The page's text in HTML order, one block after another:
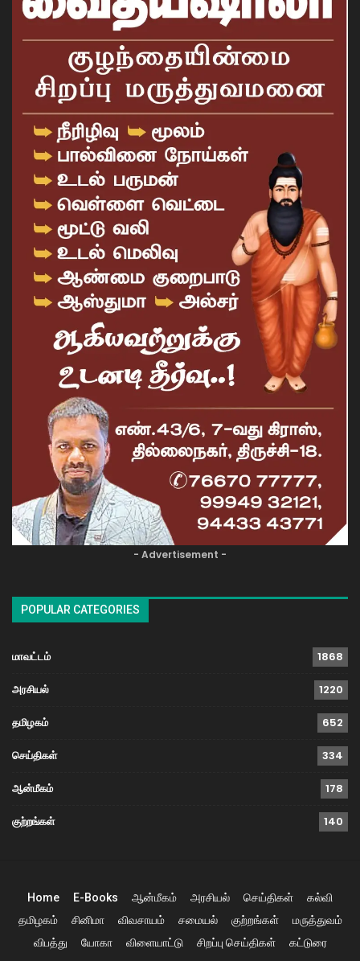
- Advertisement -
POPULAR CATEGORIES
மாவட்டம் 1868
அரசியல் 1220
தமிழகம் 652
செய்திகள் 334
ஆன்மீகம் 178
குற்றங்கள் 140
Home E-Books ஆன்மீகம் அரசியல் செய்திகள்
கல்வி
தமிழகம்
சினிமா விவசாயம் சமையல் குற்றங்கள்
மருத்துவம்
விபத்து
யோகா விளையாட்டு சிறப்பு செய்திகள் கட்டுரை